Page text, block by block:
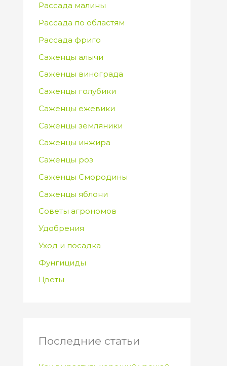
Рассада малины
Рассада по областям
Рассада фриго
Саженцы алычи
Саженцы винограда
Саженцы голубики
Саженцы ежевики
Саженцы земляники
Саженцы инжира
Саженцы роз
Саженцы Смородины
Саженцы яблони
Советы агрономов
Удобрения
Уход и посадка
Фунгициды
Цветы
Последние статьи